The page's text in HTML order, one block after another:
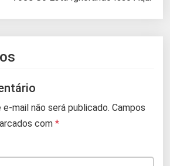
mail não será publicado. Campos
com *